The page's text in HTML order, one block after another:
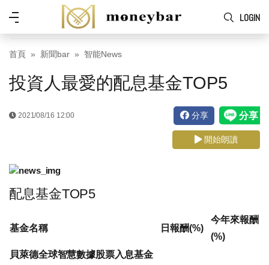
Skip to main content
LOGIN
功
能
表
首頁 新聞bar 智能News
投資人最愛的配息基金TOP5
2021/08/16 12:00 分享
開始朗讀
配息基金TOP5
基金名稱 日報酬(%)
今年來報酬
(%)
貝萊德全球智慧數據股票入息基金